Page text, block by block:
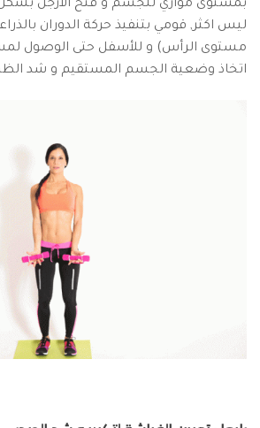
بمستوى موازي للجسم و فتح الأرجل
ليس اكثر, قومي بتنفيذ حركة الدوران
مستوى الرأس) و للأسفل حتى الوصول
اتخاذ وضعية الجسم المستقيم و شد